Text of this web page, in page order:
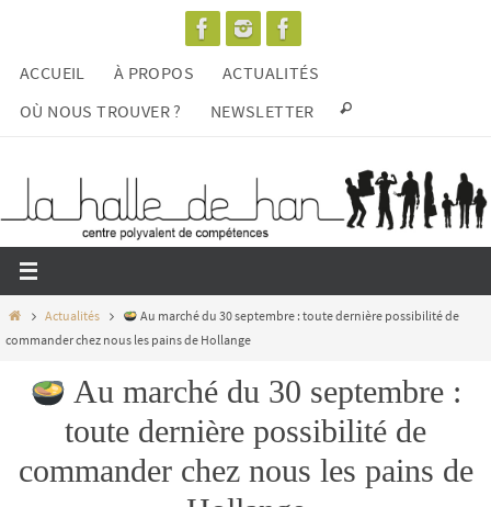
contenu
ACCUEIL À PROPOS
ACTUALITÉS
OÙ NOUS TROUVER ?
NEWSLETTER
HomeActualités
Au marché du 30 septembre : toute dernière possibilité de
commander chez nous les pains de Hollange
Au marché du 30 septembre :
toute dernière possibilité de
commander chez nous les pains de